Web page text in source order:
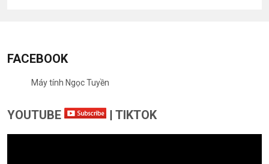
FACEBOOK
Máy tính Ngọc Tuyền
YOUTUBE | TIKTOK